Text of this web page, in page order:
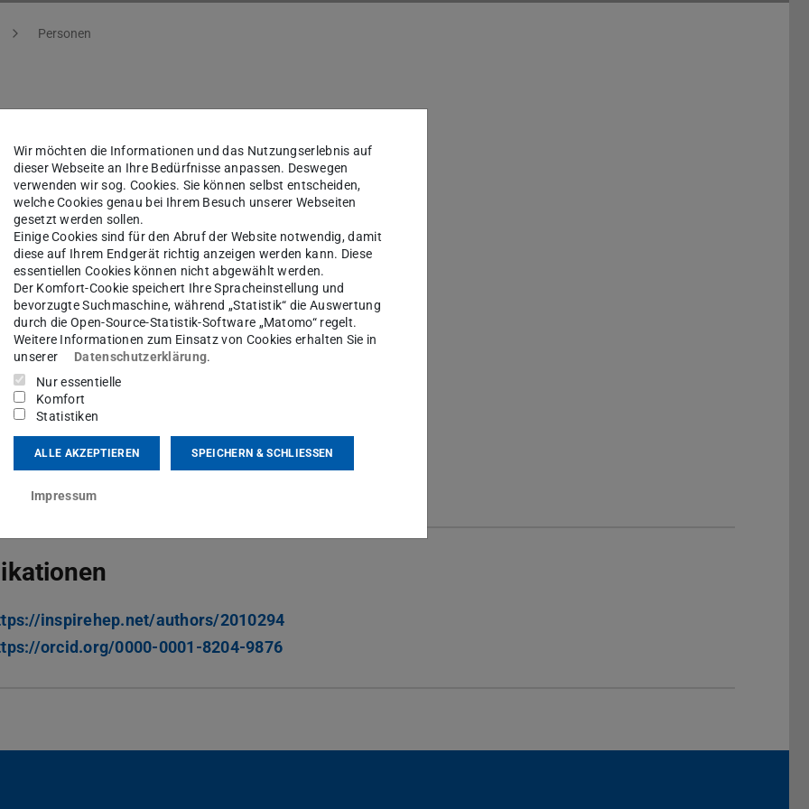
Personen
Andreas Stoll M.Sc.
...
6151 16-21529
3
2
Darmstadt
inspirehep.net/authors/2010294
orcid.org/0000-0001-8204-9876
Wir möchten die Informationen und das Nutzungserlebnis auf
dieser Webseite an Ihre Bedürfnisse anpassen. Deswegen
verwenden wir sog. Cookies. Sie können selbst entscheiden,
welche Cookies genau bei Ihrem Besuch unserer Webseiten
gesetzt werden sollen.
Einige Cookies sind für den Abruf der Website notwendig, damit
diese auf Ihrem Endgerät richtig anzeigen werden kann. Diese
essentiellen Cookies können nicht abgewählt werden.
Der Komfort-Cookie speichert Ihre Spracheinstellung und
bevorzugte Suchmaschine, während „Statistik“ die Auswertung
durch die Open-Source-Statistik-Software „Matomo“ regelt.
Weitere Informationen zum Einsatz von Cookies erhalten Sie in
unserer
Datenschutzerklärung.
Nur essentielle
Komfort
Statistiken
ALLE AKZEPTIEREN SPEICHERN & SCHLIESSEN
Impressum